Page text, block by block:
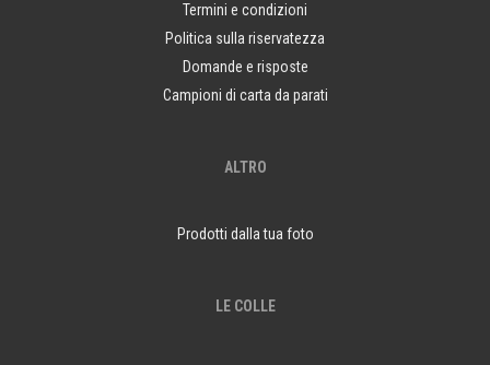
Termini e condizioni
Politica sulla riservatezza
Domande e risposte
Campioni di carta da parati
ALTRO
Prodotti dalla tua foto
LE COLLE